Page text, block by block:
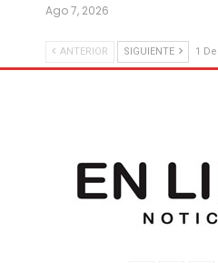
Ago 7, 2026
ANTERIOR SIGUIENTE 1